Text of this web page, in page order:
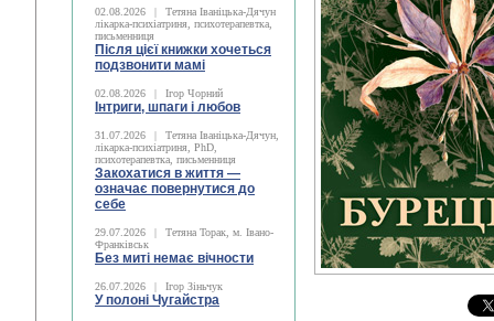
02.08.2026 |
Тетяна Іваніцька-Дячун
лікарка-психіатриня, психотерапевтка,
письменниця
Після цієї книжки хочеться
подзвонити мамі
02.08.2026 | Ігор Чорний
Інтриги, шпаги і любов
31.07.2026 |
Тетяна Іваніцька-Дячун,
лікарка-психіатриня, PhD,
психотерапевтка, письменниця
Закохатися в життя —
означає повернутися до
себе
29.07.2026 |
Тетяна Торак, м. Івано-
Франківськ
Без миті немає вічности
26.07.2026 | Ігор Зіньчук
У полоні Чугайстра